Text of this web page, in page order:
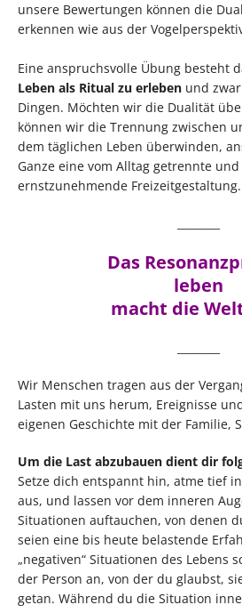
unsere Bewertungen können die
erkennen wie aus der
Eine anspruchsvolle Übung besteht
Leben als Ritual zu erleben und
Dingen. Möchten wir die Dualität
können wir die Trennung zwischen
dem täglichen Leben überwinden,
Ganze eine vom Alltag getrennte
ernstzunehmende Freizeitgestaltung.
Das
leben
macht die
Wir Menschen tragen aus der
Lasten mit uns herum, Ereignisse
eigenen Geschichte mit der Familie,
Um die Last abzubauen dient dir
Setze dich entspannt hin, atme tief
aus, und lassen vor dem inneren
Situationen auftauchen, von denen
seien eine bis heute belastende
„negativen“ Situationen des Lebens
der Person an, von der du glaubst,
getan. Während du die Situation